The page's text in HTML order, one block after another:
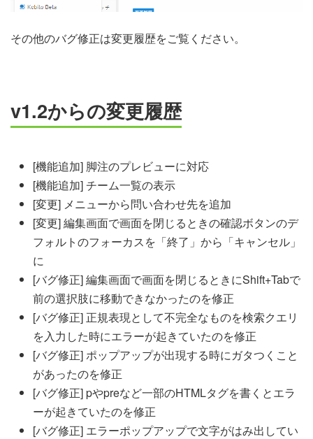
その他のバグ修正は変更履歴をご覧ください。
v1.2からの変更履歴
[機能追加] 脚注のプレビューに対応
[機能追加] チーム一覧の表示
[変更] メニューから問い合わせ先を追加
[変更] 編集画面で画面を閉じるときの確認ボタンのデ
フォルトのフォーカスを「終了」から「キャンセル」
に
[バグ修正] 編集画面で画面を閉じるときにShift+Tabで
前の選択肢に移動できなかったのを修正
[バグ修正] 正規表現として不完全なものを検索クエリ
を入力した時にエラーが起きていたのを修正
[バグ修正] ポップアップが出現する時にガタつくこと
があったのを修正
[バグ修正] pやpreなど一部のHTMLタグを書くとエラ
ーが起きていたのを修正
[バグ修正] エラーポップアップで文字がはみ出してい